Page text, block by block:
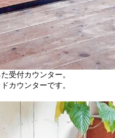
受付カウンター。
カウンターです。